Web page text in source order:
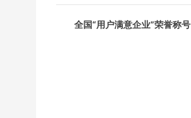
全国“用户满意企业”荣誉称号